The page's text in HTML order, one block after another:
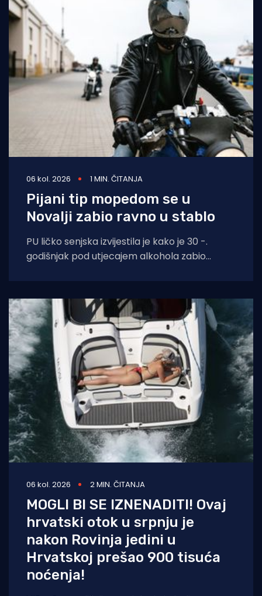
06 kol. 2026 1 MIN. ČITANJA
Pijani tip mopedom se u
Novalji zabio ravno u stablo
PU ličko senjska izvijestila je kako je 30 -.
godišnjak pod utjecajem alkohola zabio
06 kol. 2026 2 MIN. ČITANJA
MOGLI BI SE IZNENADITI! Ovaj
hrvatski otok u srpnju je
nakon Rovinja jedini u
Hrvatskoj prešao 900 tisuća
noćenja!